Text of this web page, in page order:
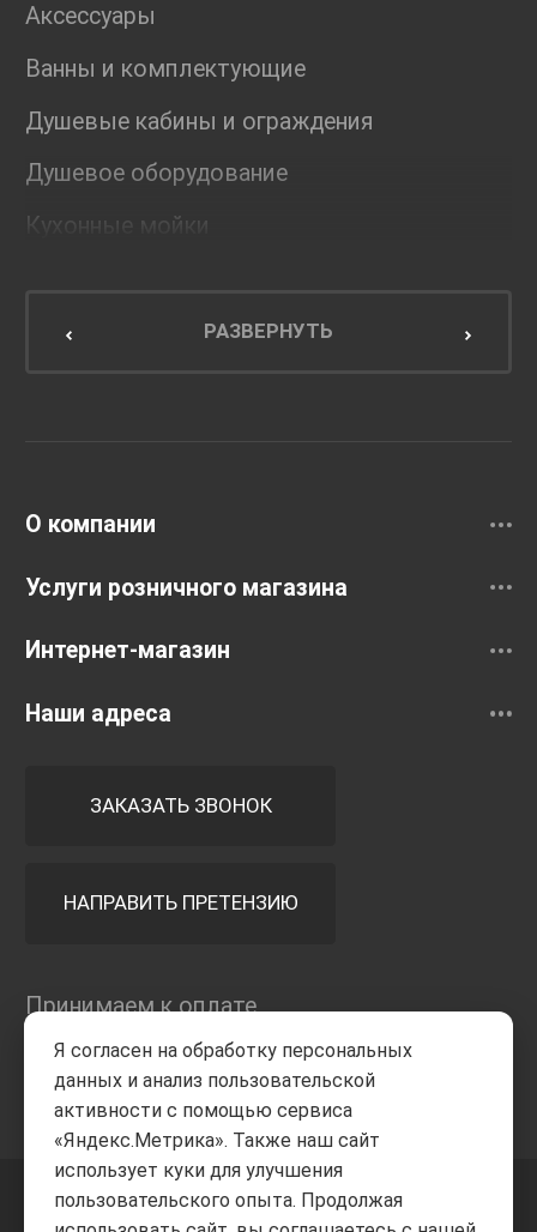
Аксессуары
Ванны и комплектующие
Душевые кабины и ограждения
Душевое оборудование
Кухонные мойки
Мебель для кухниРАЗВЕРНУТЬ
О компании
Услуги розничного магазина
Интернет-магазин
Наши адреса
ЗАКАЗАТЬ ЗВОНОК
НАПРАВИТЬ ПРЕТЕНЗИЮ
Принимаем к оплате
ВВЕРХ
Я согласен на обработку персональных
данных и анализ пользовательской
активности с помощью сервиса
«Яндекс.Метрика». Также наш сайт
использует куки для улучшения
пользовательского опыта. Продолжая